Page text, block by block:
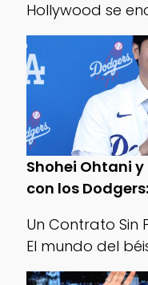
Hollywood se
Shohei Ohtani
con los
Un Contrato Sin
El mundo del